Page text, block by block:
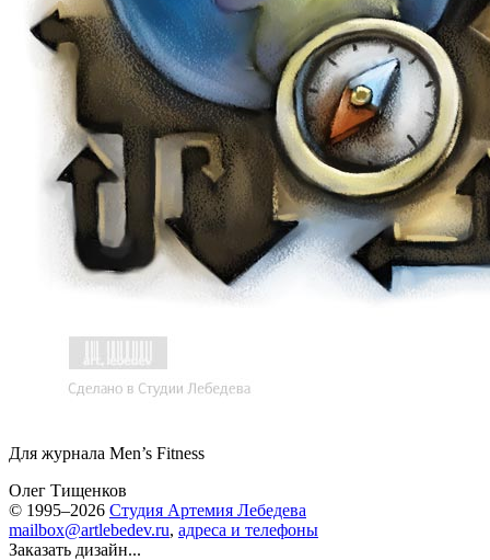
Для журнала Men’s Fitness
Олег Тищенков
© 1995–2026 Студия Артемия Лебедева
mailbox@artlebedev.ru, адреса и телефоны
Заказать дизайн...